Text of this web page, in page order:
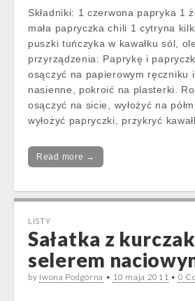
Składniki: 1 czerwona papryka 1
mała papryczka chili 1 cytryna
puszki tuńczyka w kawałku sól,
przyrządzenia: Paprykę i
osączyć na papierowym ręczniku
nasienne, pokroić na plasterki.
osączyć na sicie, wyłożyć na
wyłożyć papryczki, przykryć
Read more →
LISTY
Sałatka z
selerem
by Iwona Podgórna • 10 maja 2011 • 0